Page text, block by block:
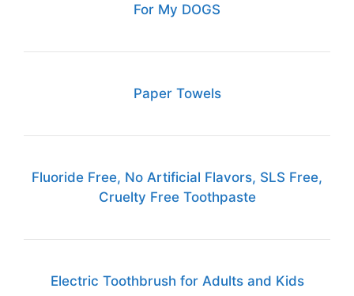
For My DOGS
Paper Towels
Fluoride Free, No Artificial Flavors, SLS Free,
Cruelty Free Toothpaste
Electric Toothbrush for Adults and Kids